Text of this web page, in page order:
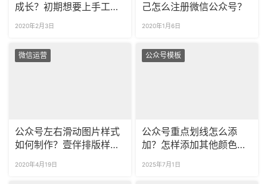
成长？初期想要上手工作
2020年2月3日
己怎么注册微信公众号？
2020年1月6日
微信运营
公众号左右滑动图片样式
如何制作？壹伴排版样式
2020年4月19日
公众号模板
公众号重点划线怎么添
加？怎样添加其他颜色和
2025年7月1日